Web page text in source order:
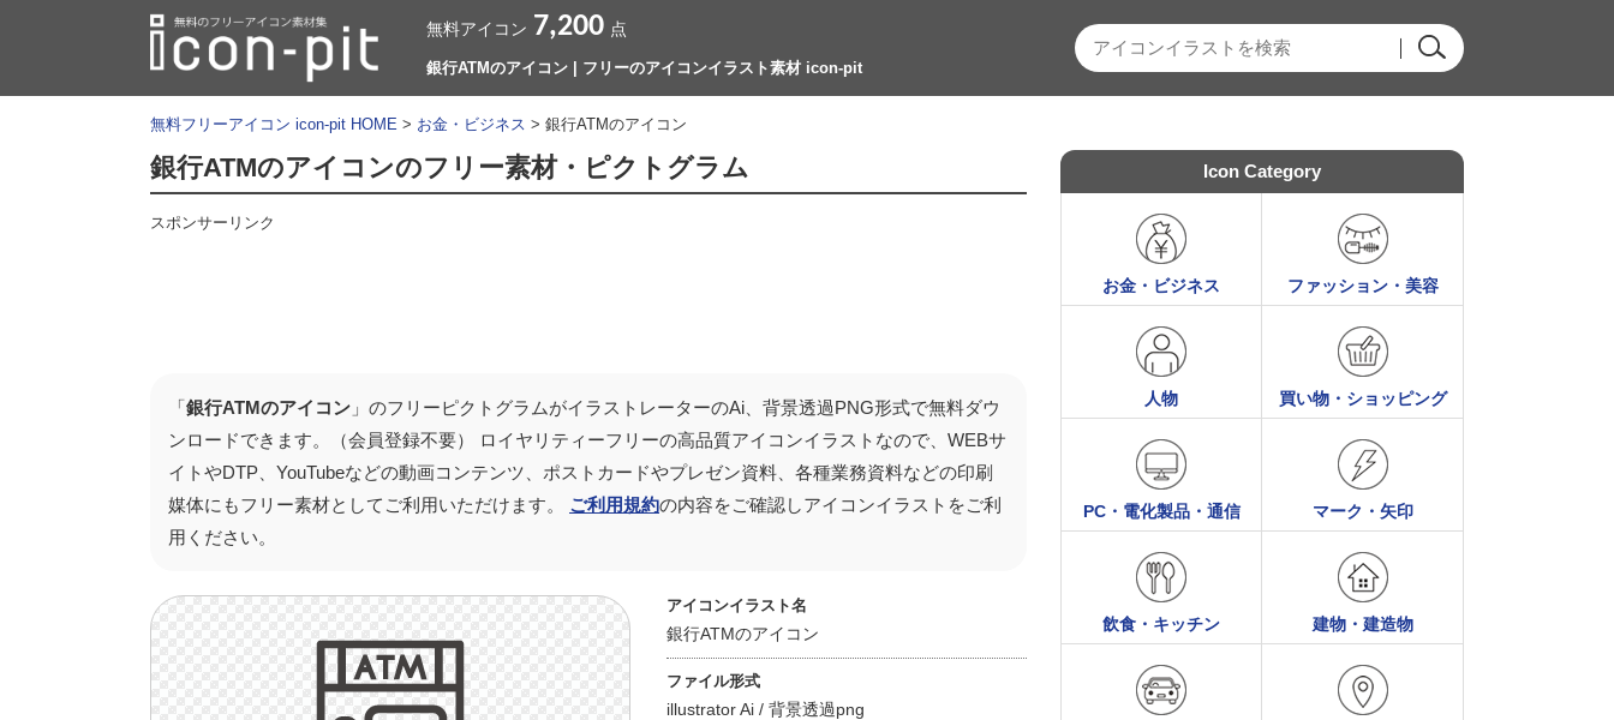
無料アイコン 7,200 点
銀行ATMのアイコン | フリーのアイコンイラスト素材 icon-pit
無料フリーアイコン icon-pit HOME > お金・ビジネス > 銀行ATMのアイコン
銀行ATMのアイコンのフリー素材・ピクトグラム
スポンサーリンク
「銀行ATMのアイコン 」のフリーピクトグラムがイラストレーターのAi、背景透過PNG形式で無料ダウ
ンロードできます。（会員登録不要） ロイヤリティーフリーの高品質アイコンイラストなので、WEBサ
イトやDTP、YouTubeなどの動画コンテンツ、ポストカードやプレゼン資料、各種業務資料などの印刷
媒体にもフリー素材としてご利用いただけます。 ご利用規約の内容をご確認しアイコンイラストをご利
用ください。
アイコンイラスト名
銀行ATMのアイコン
ファイル形式
illustrator Ai / 背景透過png
Icon Category
お金・ビジネス ファッション・美容
人物 買い物・ショッピング
PC・電化製品・通信 マーク・矢印
飲食・キッチン 建物・建造物